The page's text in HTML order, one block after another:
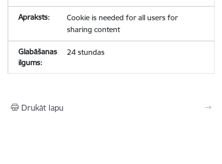
Cookie is needed for all users for
sharing content
24 stundas
Drukāt lapu